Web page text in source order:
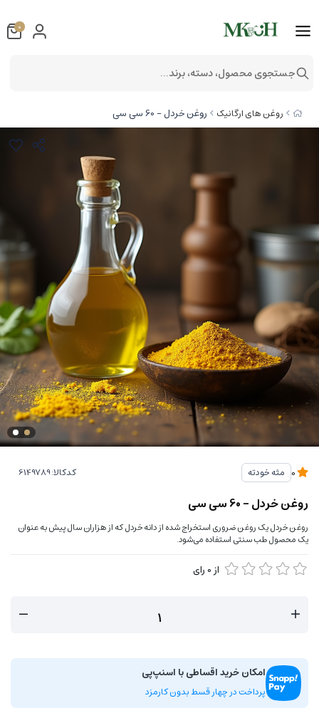
روغن های ارگانیک روغن خردل - 60 سی سی
مثه خودته کدکالا:
روغن خردل - 60 سی سی
روغن خردل یک روغن ضروری استخراج شده از دانه خردل که از هزاران سال پیش به عنوان
یک محصول طب سنتی استفاده می‌شود.
از 0 رای
امکان خرید اقساطی با اسنپ‌پی
پرداخت در چهار قسط بدون کارمزد
0
جستجوی محصول، دسته، برند...